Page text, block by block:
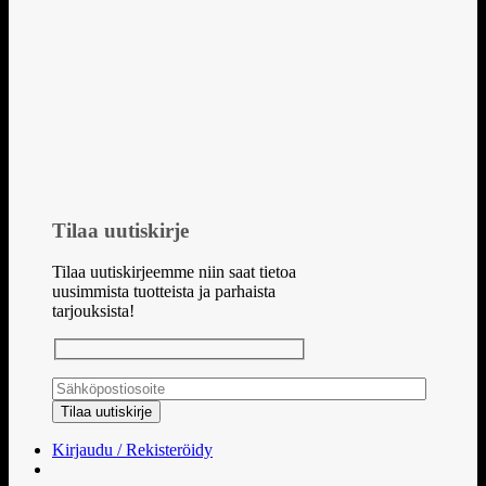
Tilaa uutiskirje
Tilaa uutiskirjeemme niin saat tietoa
uusimmista tuotteista ja parhaista
tarjouksista!
Kirjaudu / Rekisteröidy